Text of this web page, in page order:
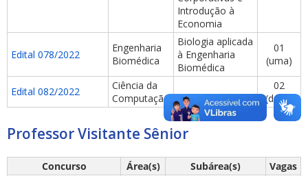
Introdução à
Economia
Edital 078/2022
Engenharia
Biomédica
Biologia aplicada
à Engenharia
Biomédica
01
(uma)
Edital 082/2022
Ciência da
Computação
02
(duas)
Professor Visitante Sênior
Concurso Área(s) Subárea(s) Vagas